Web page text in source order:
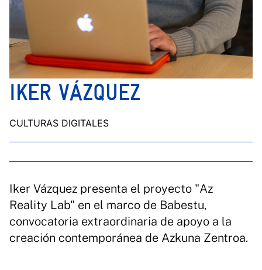
IKER VÁZQUEZ
CULTURAS DIGITALES
Iker Vázquez presenta el proyecto "Az
Reality Lab" en el marco de Babestu,
convocatoria extraordinaria de apoyo a la
creación contemporánea de Azkuna Zentroa.